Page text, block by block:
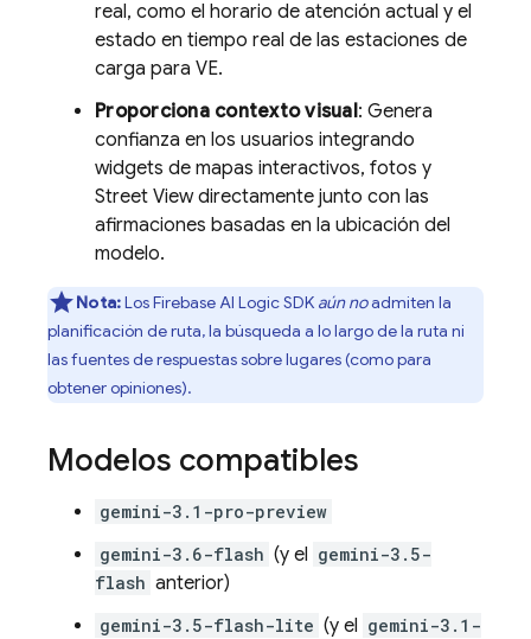
real, como el horario de atención actual y el
estado en tiempo real de las estaciones de
carga para VE.
Proporciona contexto visual: Genera
confianza en los usuarios integrando
widgets de mapas interactivos, fotos y
Street View directamente junto con las
afirmaciones basadas en la ubicación del
modelo.
Nota:LosFirebase AI LogicSDK aún noadmiten la
planificación de ruta, la búsqueda a lo largo de la ruta ni
las fuentes de respuestas sobre lugares (como para
obtener opiniones).
Modelos compatibles
gemini-3.1-pro-preview
gemini-3.6-flash (y el gemini-3.5-
flash anterior)
gemini-3.5-flash-lite (y el gemini-3.1-